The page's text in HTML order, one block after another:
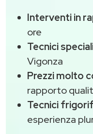
Interventi in
ore
Tecnici
Vigonza
Prezzi molto
rapporto
Tecnici
esperienza